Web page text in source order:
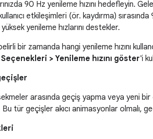
90 Hz yenileme hızını hedefleyin.
etkileşimleri (ör. kaydırma)
yenileme hızlarını destekler.
bir zamanda hangi yenileme hızını
> Yenileme hızını göster'i
arasında geçiş yapma veya yeni bir
Bu tür geçişler akıcı animasyonlar olmalı,